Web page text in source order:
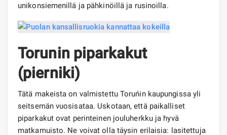
unikonsiemenillä ja pähkinöillä ja rusinoilla.
Torunin piparkakut
(pierniki)
Tätä makeista on valmistettu Toruńin kaupungissa yli
seitsemän vuosisataa. Uskotaan, että paikalliset
piparkakut ovat perinteinen jouluherkku ja hyvä
matkamuisto. Ne voivat olla täysin erilaisia: lasitettuja